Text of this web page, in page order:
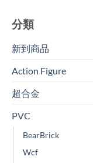
分類
新到商品​
Action Figure
超合金
PVC
BearBrick
Wcf